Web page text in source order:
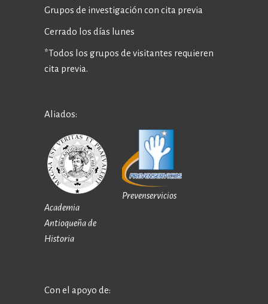
Grupos de investigación con cita previa
Cerrado los días lunes
*Todos los grupos de visitantes requieren
cita previa.
Aliados:
Academia
Antioqueña de
Historia
Prevenservicios
Con el apoyo de: